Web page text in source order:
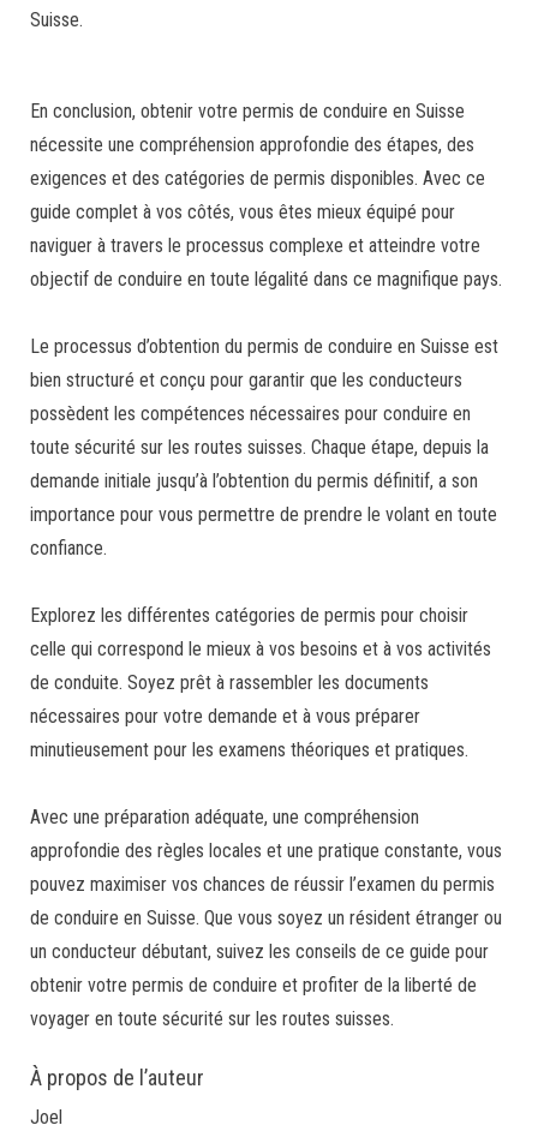
Suisse.
En conclusion, obtenir votre permis de conduire en Suisse
nécessite une compréhension approfondie des étapes, des
exigences et des catégories de permis disponibles. Avec ce
guide complet à vos côtés, vous êtes mieux équipé pour
naviguer à travers le processus complexe et atteindre votre
objectif de conduire en toute légalité dans ce magnifique pays.
Le processus d’obtention du permis de conduire en Suisse est
bien structuré et conçu pour garantir que les conducteurs
possèdent les compétences nécessaires pour conduire en
toute sécurité sur les routes suisses. Chaque étape, depuis la
demande initiale jusqu’à l’obtention du permis définitif, a son
importance pour vous permettre de prendre le volant en toute
confiance.
Explorez les différentes catégories de permis pour choisir
celle qui correspond le mieux à vos besoins et à vos activités
de conduite. Soyez prêt à rassembler les documents
nécessaires pour votre demande et à vous préparer
minutieusement pour les examens théoriques et pratiques.
Avec une préparation adéquate, une compréhension
approfondie des règles locales et une pratique constante, vous
pouvez maximiser vos chances de réussir l’examen du permis
de conduire en Suisse. Que vous soyez un résident étranger ou
un conducteur débutant, suivez les conseils de ce guide pour
obtenir votre permis de conduire et profiter de la liberté de
voyager en toute sécurité sur les routes suisses.
À propos de l’auteur
Joel